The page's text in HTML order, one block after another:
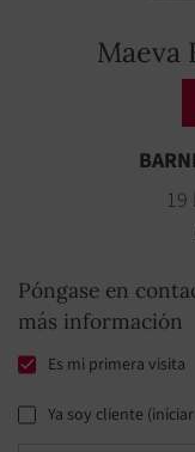
Maeva
19
Póngase en
más información
Es mi primera visita
Ya soy cliente